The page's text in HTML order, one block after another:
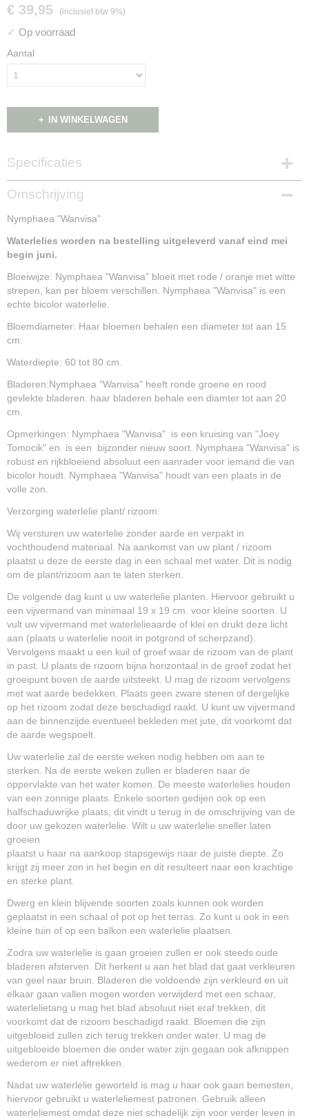
€ 39,95 (inclusief btw 9%)
✓ Op voorraad
Aantal
IN WINKELWAGEN
Specificaties
Productcode
NG14991
Omschrijving
Nymphaea "Wanvisa"
Waterlelies worden na bestelling uitgeleverd vanaf eind mei
begin juni.
Bloeiwijze: Nymphaea "Wanvisa" bloeit met rode / oranje met witte
strepen, kan per bloem verschillen. Nymphaea "Wanvisa" is een
echte bicolor waterlelie.
Bloemdiameter: Haar bloemen behalen een diameter tot aan 15
cm.
Waterdiepte: 60 tot 80 cm.
Bladeren:Nymphaea "Wanvisa" heeft ronde groene en rood
gevlekte bladeren. haar bladeren behale een diamter tot aan 20
cm.
Opmerkingen: Nymphaea "Wanvisa" is een kruising van "Joey
Tomocik" en is een bijzonder nieuw soort. Nymphaea "Wanvisa" is
robust en rijkbloeiend absoluut een aanrader voor iemand die van
bicolor houdt. Nymphaea "Wanvisa" houdt van een plaats in de
volle zon.
Verzorging waterlelie plant/ rizoom:
Wij versturen uw waterlelie zonder aarde en verpakt in
vochthoudend materiaal. Na aankomst van uw plant / rizoom
plaatst u deze de eerste dag in een schaal met water. Dit is nodig
om de plant/rizoom aan te laten sterken.
De volgende dag kunt u uw waterlelie planten. Hiervoor gebruikt u
een vijvermand van minimaal 19 x 19 cm. voor kleine soorten. U
vult uw vijvermand met waterlelieaarde of klei en drukt deze licht
aan (plaats u waterlelie nooit in potgrond of scherpzand).
Vervolgens maakt u een kuil of groef waar de rizoom van de plant
in past. U plaats de rizoom bijna horizontaal in de groef zodat het
groeipunt boven de aarde uitsteekt. U mag de rizoom vervolgens
met wat aarde bedekken. Plaats geen zware stenen of dergelijke
op het rizoom zodat deze beschadigd raakt. U kunt uw vijvermand
aan de binnenzijde eventueel bekleden met jute, dit voorkomt dat
de aarde wegspoelt.
Uw waterlelie zal de eerste weken nodig hebben om aan te
sterken. Na de eerste weken zullen er bladeren naar de
oppervlakte van het water komen. De meeste waterlelies houden
van een zonnige plaats. Enkele soorten gedijen ook op een
halfschaduwrijke plaats, dit vindt u terug in de omschrijving van de
door uw gekozen waterlelie. Wilt u uw waterlelie sneller laten
groeien
plaatst u haar na aankoop stapsgewijs naar de juiste diepte. Zo
krijgt zij meer zon in het begin en dit resulteert naar een krachtige
en sterke plant.
Dwerg en klein blijvende soorten zoals kunnen ook worden
geplaatst in een schaal of pot op het terras. Zo kunt u ook in een
kleine tuin of op een balkon een waterlelie plaatsen.
Zodra uw waterlelie is gaan groeien zullen er ook steeds oude
bladeren afsterven. Dit herkent u aan het blad dat gaat verkleuren
van geel naar bruin. Bladeren die voldoende zijn verkleurd en uit
elkaar gaan vallen mogen worden verwijderd met een schaar,
waterlelietang u mag het blad absoluut niet eraf trekken, dit
voorkomt dat de rizoom beschadigd raakt. Bloemen die zijn
uitgebloeid zullen zich terug trekken onder water. U mag de
uitgebloeide bloemen die onder water zijn gegaan ook afknippen
wederom er niet aftrekken.
Nadat uw waterlelie geworteld is mag u haar ook gaan bemesten,
hiervoor gebruikt u waterleliemest patronen. Gebruik alleen
waterleliemest omdat deze niet schadelijk zijn voor verder leven in